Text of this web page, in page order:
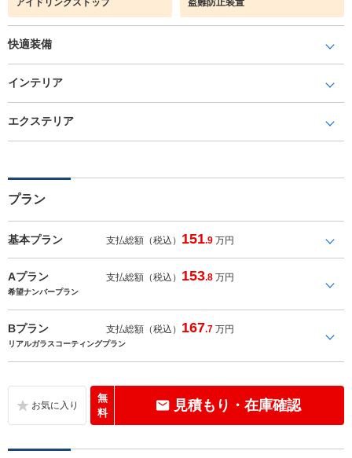
快適装備
インテリア
エクステリア
プラン
基本プラン 支払総額（税込） 151.9 万円
Aプラン 支払総額（税込） 153.8 万円
希望ナンバープラン
Bプラン 支払総額（税込） 167.7 万円
リアルガラスコーティングプラン
無
料
見積もり・在庫確認